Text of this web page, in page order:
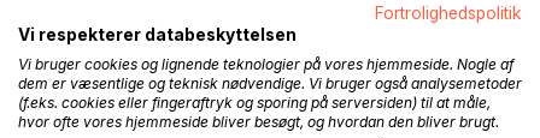
Tilgængelig som download
LÆG I INDKØBSKURVEN
Fortrolighedspolitik
Vi respekterer databeskyttelsen
Vi bruger cookies og lignende teknologier på vores hjemmeside. Nogle af
dem er væsentlige og teknisk nødvendige. Vi bruger også analysemetoder
(f.eks. cookies eller fingeraftryk og sporing på serversiden) til at måle,
hvor ofte vores hjemmeside bliver besøgt, og hvordan den bliver brugt.